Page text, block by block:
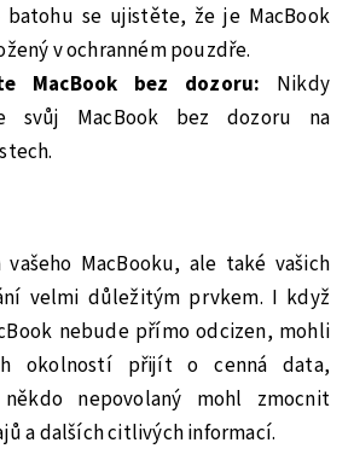
se ujistěte, že je MacBook
v ochranném pouzdře.
MacBook bez dozoru: Nikdy
svůj MacBook bez dozoru na
vašeho MacBooku, ale také vašich
velmi důležitým prvkem. I když
nebude přímo odcizen, mohli
okolností přijít o cenná data,
nepovolaný mohl zmocnit
a dalších citlivých informací.